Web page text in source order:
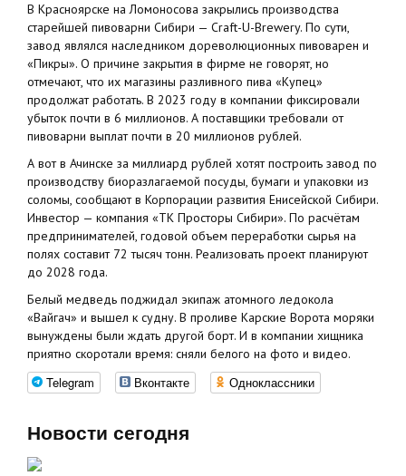
В Красноярске на Ломоносова закрылись производства
старейшей пивоварни Сибири — Craft-U-Brewery. По сути,
завод являлся наследником дореволюционных пивоварен и
«Пикры». О причине закрытия в фирме не говорят, но
отмечают, что их магазины разливного пива «Купец»
продолжат работать. В 2023 году в компании фиксировали
убыток почти в 6 миллионов. А поставщики требовали от
пивоварни выплат почти в 20 миллионов рублей.
А вот в Ачинске за миллиард рублей хотят построить завод по
производству биоразлагаемой посуды, бумаги и упаковки из
соломы, сообщают в Корпорации развития Енисейской Сибири.
Инвестор — компания «ТК Просторы Сибири». По расчётам
предпринимателей, годовой объем переработки сырья на
полях составит 72 тысяч тонн. Реализовать проект планируют
до 2028 года.
Белый медведь поджидал экипаж атомного ледокола
«Вайгач» и вышел к судну. В проливе Карские Ворота моряки
вынуждены были ждать другой борт. И в компании хищника
приятно скоротали время: сняли белого на фото и видео.
Telegram Вконтакте Одноклассники
Новости сегодня